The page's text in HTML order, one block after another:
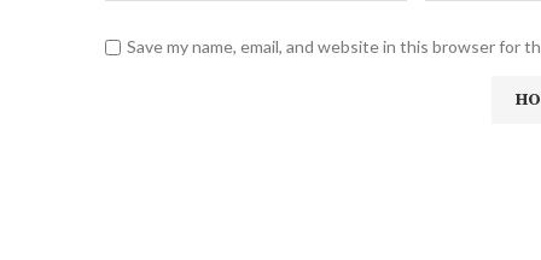
Save my name, email, and website in this browser for